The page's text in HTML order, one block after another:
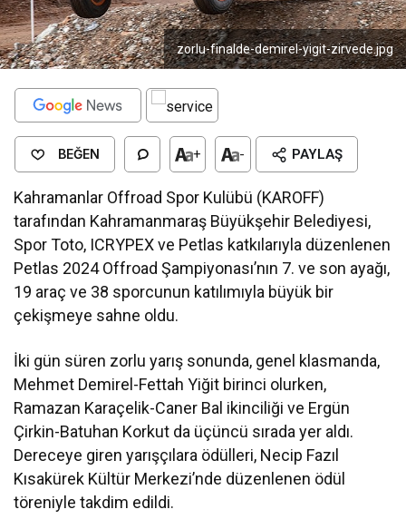
zorlu-finalde-demirel-yigit-zirvede.jpg
BEĞEN + - PAYLAŞ
Kahramanlar Offroad Spor Kulübü (KAROFF)
tarafından Kahramanmaraş Büyükşehir Belediyesi,
Spor Toto, ICRYPEX ve Petlas katkılarıyla düzenlenen
Petlas 2024 Offroad Şampiyonası’nın 7. ve son ayağı,
19 araç ve 38 sporcunun katılımıyla büyük bir
çekişmeye sahne oldu.
İki gün süren zorlu yarış sonunda, genel klasmanda,
Mehmet Demirel-Fettah Yiğit birinci olurken,
Ramazan Karaçelik-Caner Bal ikinciliği ve Ergün
Çirkin-Batuhan Korkut da üçüncü sırada yer aldı.
Dereceye giren yarışçılara ödülleri, Necip Fazıl
Kısakürek Kültür Merkezi’nde düzenlenen ödül
töreniyle takdim edildi.